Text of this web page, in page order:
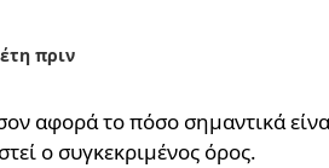
πριν
αφορά το πόσο σημαντικά
ο συγκεκριμένος όρος.